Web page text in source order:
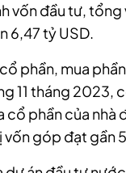
vốn đầu tư, tổng
6,47 tỷ USD.
phần, mua
11 tháng 2023,
cổ phần của nhà
góp đạt gần